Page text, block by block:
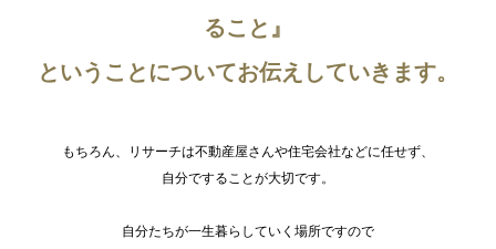
ること』
ということについてお伝えしていきます。
もちろん、リサーチは不動産屋さんや住宅会社などに任せず、
自分ですることが大切です。
自分たちが一生暮らしていく場所ですので